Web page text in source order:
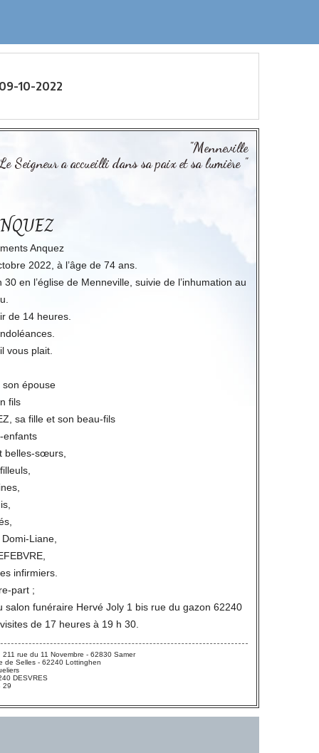
10-2022
"Menneville
Seigneur a accueilli dans sa paix et sa lumière "
Anquez
2022, à l’âge de 74 ans.
en l’église de Menneville, suivie de l’inhumation au
de 14 heures.
vous plait.
son épouse
fils
sa fille et son beau-fils
enfants
belles-sœurs,
Liane,
infirmiers.
part ;
salon funéraire Hervé Joly 1 bis rue du gazon 62240
de 17 heures à 19 h 30.
rue du 11 Novembre - 62830 Samer
de Selles - 62240 Lottinghen
DESVRES
29